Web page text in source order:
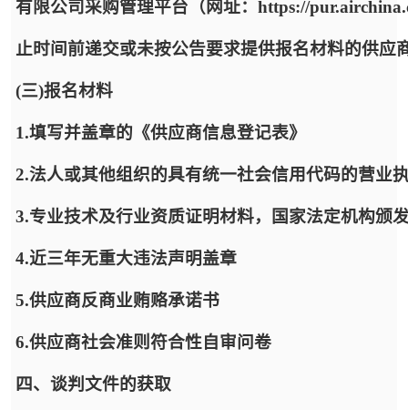
有限公司采购管理平台（网址：https://
止时间前递交或未按公告要求提供报名材料的供
(三)报名材料
1.填写并盖章的《供应商信息登记表》
2.法人或其他组织的具有统一社会信用代码的营业
3.专业技术及行业资质证明材料，国家法定机构颁
4.近三年无重大违法声明盖章
5.供应商反商业贿赂承诺书
6.供应商社会准则符合性自审问卷
四、谈判文件的获取